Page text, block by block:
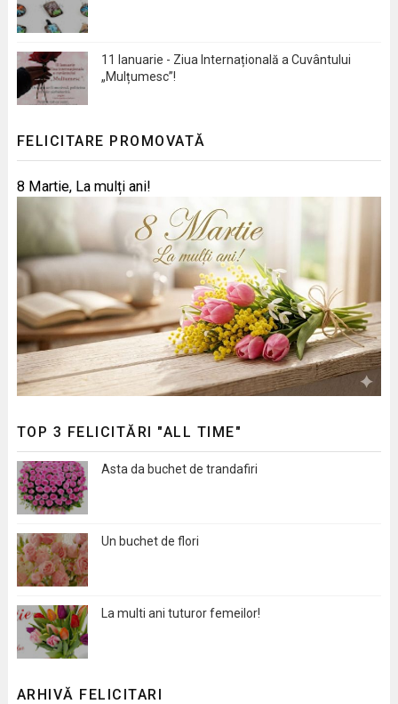
11 Ianuarie - Ziua Internațională a Cuvântului
„Mulțumesc”!
FELICITARE PROMOVATĂ
8 Martie, La mulți ani!
TOP 3 FELICITĂRI "ALL TIME"
Asta da buchet de trandafiri
Un buchet de flori
La multi ani tuturor femeilor!
ARHIVĂ FELICITARI